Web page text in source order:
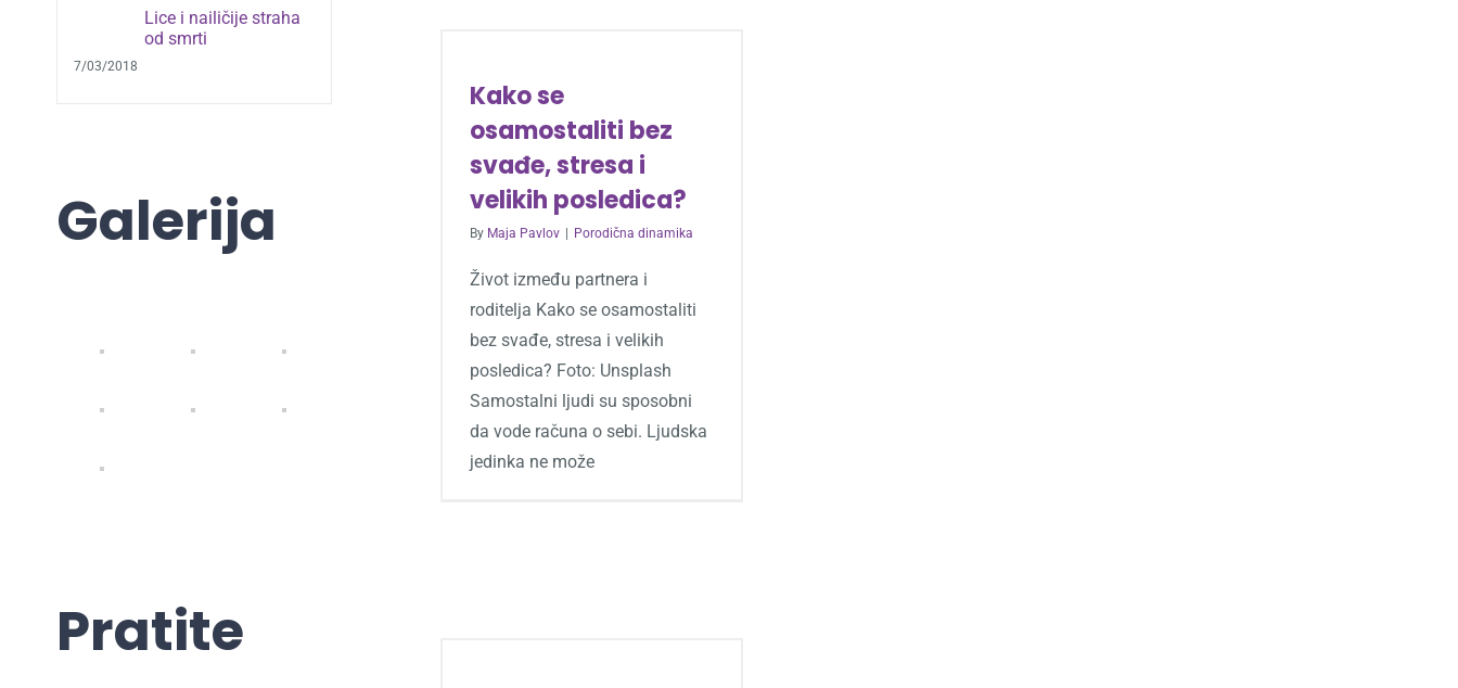
Kako se
osamostaliti bez
svađe, stresa i
velikih posledica?
By Maja Pavlov Porodična dinamika
Život između partnera i
roditelja Kako se osamostaliti
bez svađe, stresa i velikih
posledica? Foto: Unsplash
Samostalni ljudi su sposobni
da vode računa o sebi. Ljudska
jedinka ne može
Lice i nailičije straha
od smrti
7/03/2018
Galerija
Pratite